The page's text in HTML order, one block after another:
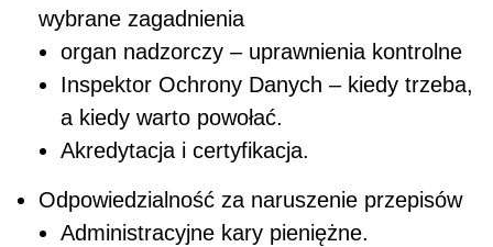
wybrane zagadnienia
organ nadzorczy – uprawnienia kontrolne
Inspektor Ochrony Danych – kiedy trzeba,
a kiedy warto powołać.
Akredytacja i certyfikacja.
Odpowiedzialność za naruszenie przepisów
Administracyjne kary pieniężne.